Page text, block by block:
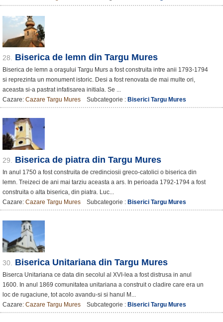
28. Biserica de lemn din Targu Mures
Biserica de lemn a oraşului Targu Murs a fost construita intre anii 1793-1794
si reprezinta un monument istoric. Desi a fost renovata de mai multe ori,
aceasta si-a pastrat infatisarea initiala. Se ...
Cazare: Cazare Targu Mures Subcategorie : Biserici Targu Mures
29. Biserica de piatra din Targu Mures
In anul 1750 a fost construita de credinciosii greco-catolici o biserica din
lemn. Treizeci de ani mai tarziu aceasta a ars. In perioada 1792-1794 a fost
construita o alta biserica, din piatra. Luc...
Cazare: Cazare Targu Mures Subcategorie : Biserici Targu Mures
30. Biserica Unitariana din Targu Mures
Biserca Unitariana ce data din secolul al XVI-lea a fost distrusa in anul
1600. In anul 1869 comunitatea unitariana a construit o cladire care era un
loc de rugaciune, tot acolo avandu-si si hanul M...
Cazare: Cazare Targu Mures Subcategorie : Biserici Targu Mures